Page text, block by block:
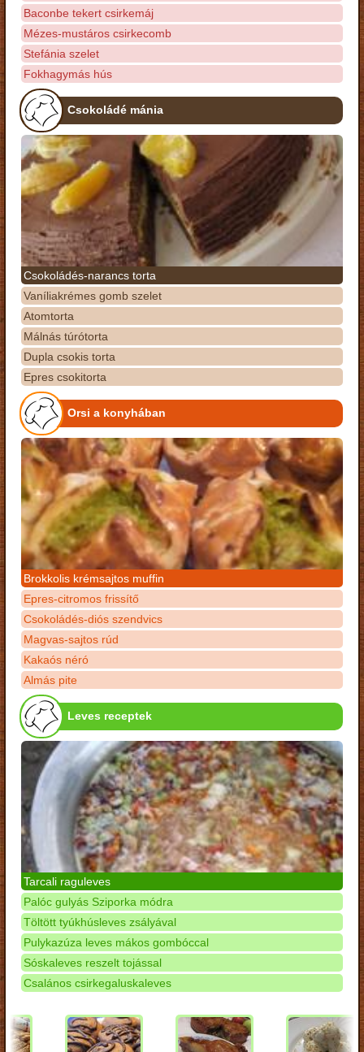
Baconbe tekert csirkemáj
Mézes-mustáros csirkecomb
Stefánia szelet
Fokhagymás hús
Csokoládé mánia
Csokoládés-narancs torta
Vaníliakrémes gomb szelet
Atomtorta
Málnás túrótorta
Dupla csokis torta
Epres csokitorta
Orsi a konyhában
Brokkolis krémsajtos muffin
Epres-citromos frissítő
Csokoládés-diós szendvics
Magvas-sajtos rúd
Kakaós néró
Almás pite
Leves receptek
Tarcali raguleves
Palóc gulyás Sziporka módra
Töltött tyúkhúsleves zsályával
Pulykazúza leves mákos gombóccal
Sóskaleves reszelt tojással
Csalános csirkegaluskaleves